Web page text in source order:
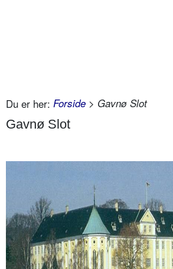
Du er her: Forside > Gavnø Slot
Gavnø Slot